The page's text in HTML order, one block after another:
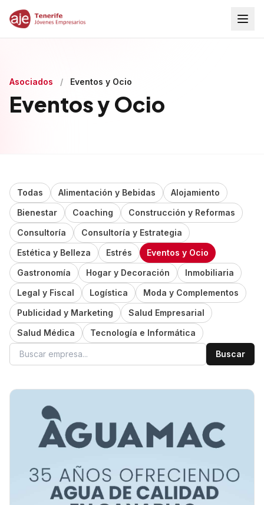
Asociados / Eventos y Ocio
Eventos y Ocio
Todas Alimentación y Bebidas
Alojamiento
Bienestar
Coaching
Construcción y Reformas
Consultoría
Consultoría y Estrategia
Estética y Belleza
Estrés
Eventos y Ocio
Gastronomía
Hogar y Decoración
Inmobiliaria
Legal y Fiscal
Logística
Moda y Complementos
Publicidad y Marketing
Salud Empresarial
Salud Médica
Tecnología e Informática
Buscar